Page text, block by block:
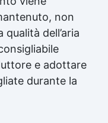
non
dell’aria
e adottare
durante la